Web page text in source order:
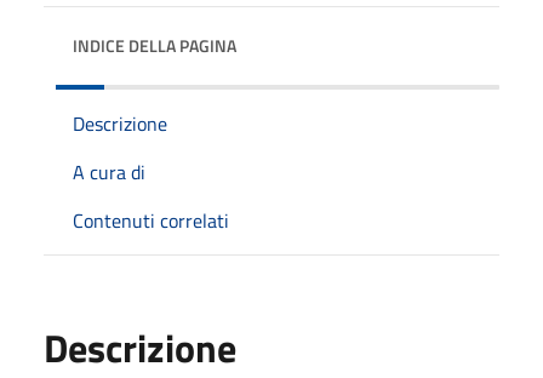
INDICE DELLA PAGINA
Descrizione
A cura di
Contenuti correlati
Descrizione